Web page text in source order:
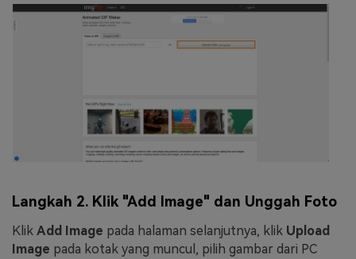
Langkah 2. Klik "Add Image" dan Unggah Foto
Klik Add Image pada halaman selanjutnya, klik Upload
Image pada kotak yang muncul, pilih gambar dari PC